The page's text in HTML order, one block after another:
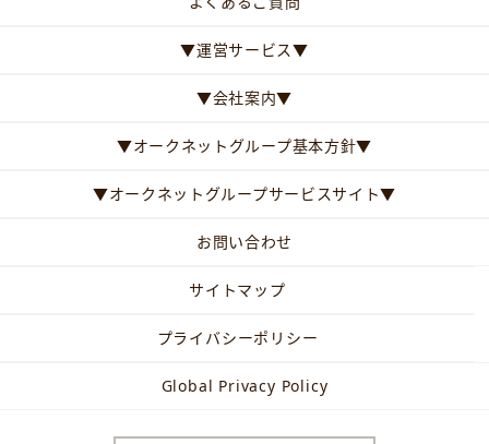
▼運営サービス▼
▼会社案内▼
▼オークネットグループ基本方針▼
▼オークネットグループサービスサイト▼
お問い合わせ
サイトマップ
プライバシーポリシー
Global Privacy Policy